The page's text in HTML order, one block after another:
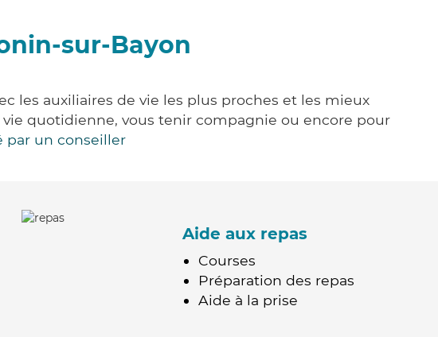
sur-Bayon
les auxiliaires de vie les plus proches et les mieux
quotidienne, vous tenir compagnie ou encore pour
par un conseiller
Aide aux repas
Courses
Préparation des repas
Aide à la prise